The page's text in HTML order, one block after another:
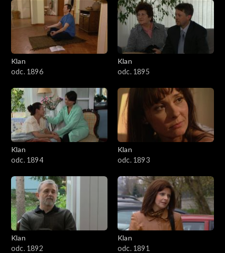
3901–4000
3801–3900
3701–3800
3601–3700
3501–3600
3401–3500
3201–3300
3101–3200
3001–3100
Klan
odc. 1896
Klan
odc. 1895
Klan
odc. 1894
Klan
odc. 1893
Klan
odc. 1892
Klan
odc. 1891